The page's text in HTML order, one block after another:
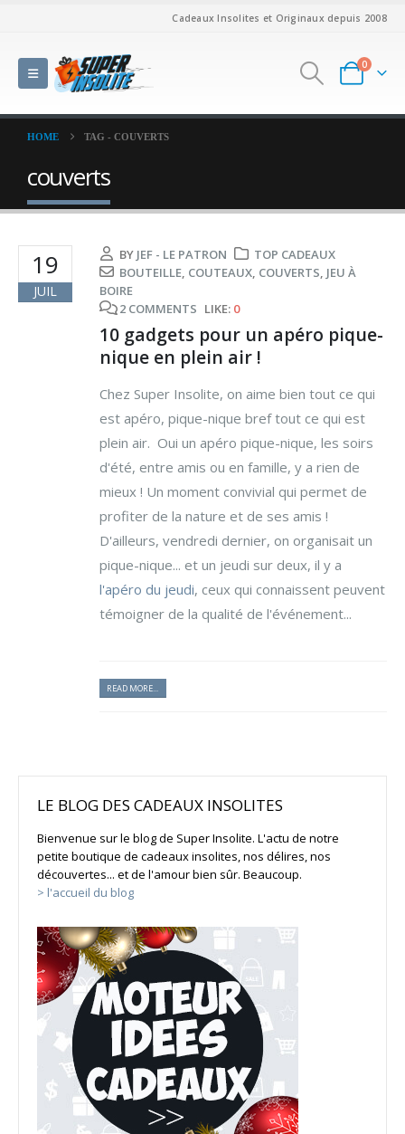
Cadeaux Insolites et Originaux depuis 2008
0
HOME TAG - COUVERTS
couverts
19
JUIL
BY JEF - LE PATRON
TOP CADEAUX
BOUTEILLE, COUTEAUX, COUVERTS, JEU À
BOIRE
2 COMMENTS LIKE: 0
10 gadgets pour un apéro pique-
nique en plein air !
Chez Super Insolite, on aime bien tout ce qui
est apéro, pique-nique bref tout ce qui est
plein air. Oui un apéro pique-nique, les soirs
d'été, entre amis ou en famille, y a rien de
mieux ! Un moment convivial qui permet de
profiter de la nature et de ses amis !
D'ailleurs, vendredi dernier, on organisait un
pique-nique... et un jeudi sur deux, il y a
l'apéro du jeudi, ceux qui connaissent peuvent
témoigner de la qualité de l'événement...
READ MORE...
LE BLOG DES CADEAUX INSOLITES
Bienvenue sur le blog de Super Insolite. L'actu de notre
petite boutique de cadeaux insolites, nos délires, nos
découvertes... et de l'amour bien sûr. Beaucoup.
> l'accueil du blog